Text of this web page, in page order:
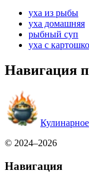
уха из рыбы
уха домашняя
рыбный суп
уха с
Навигация
© 2024–2026
Навигация